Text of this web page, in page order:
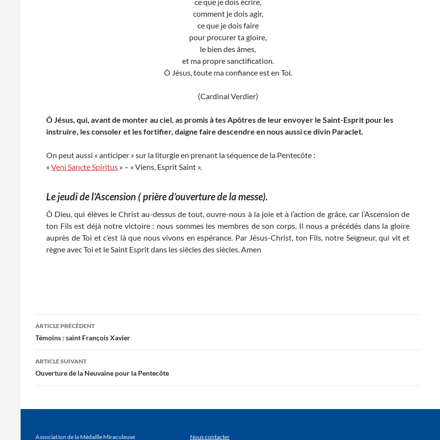
comment je dois agir,
ce que je dois faire
pour procurer ta gloire,
le bien des âmes,
et ma propre sanctification.
Ô Jésus, toute ma confiance est en Toi.
(Cardinal Verdier)
Ô Jésus, qui, avant de monter au ciel, as promis à tes Apôtres de leur envoyer le Saint-Esprit pour les
instruire, les consoler et les fortifier, daigne faire descendre en nous aussi ce divin Paraclet.
On peut aussi « anticiper » sur la liturgie en prenant la séquence de la Pentecôte :
«Veni Sancte Spiritus » – « Viens, Esprit Saint ».
Le jeudi de l’Ascension ( prière d’ouverture de la messe).
Ô Dieu, qui élèves le Christ au-dessus de tout, ouvre-nous à la joie et à l’action de grâce, car l’Ascension de
ton Fils est déjà notre victoire : nous sommes les membres de son corps, Il nous a précédés dans la gloire
auprès de Toi et c’est là que nous vivons en espérance. Par Jésus-Christ, ton Fils, notre Seigneur, qui vit et
règne avec Toi et le Saint Esprit dans les siècles des siècles. Amen
Navigation
des
articles
ARTICLE PRÉCÉDENT
Témoins : saint François Xavier
ARTICLE SUIVANT
Ouverture de la Neuvaine pour la Pentecôte
Association de la Médaille Miraculeuse Nous contacter